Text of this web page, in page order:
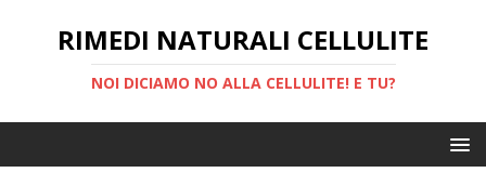
RIMEDI NATURALI CELLULITE
NOI DICIAMO NO ALLA CELLULITE! E TU?